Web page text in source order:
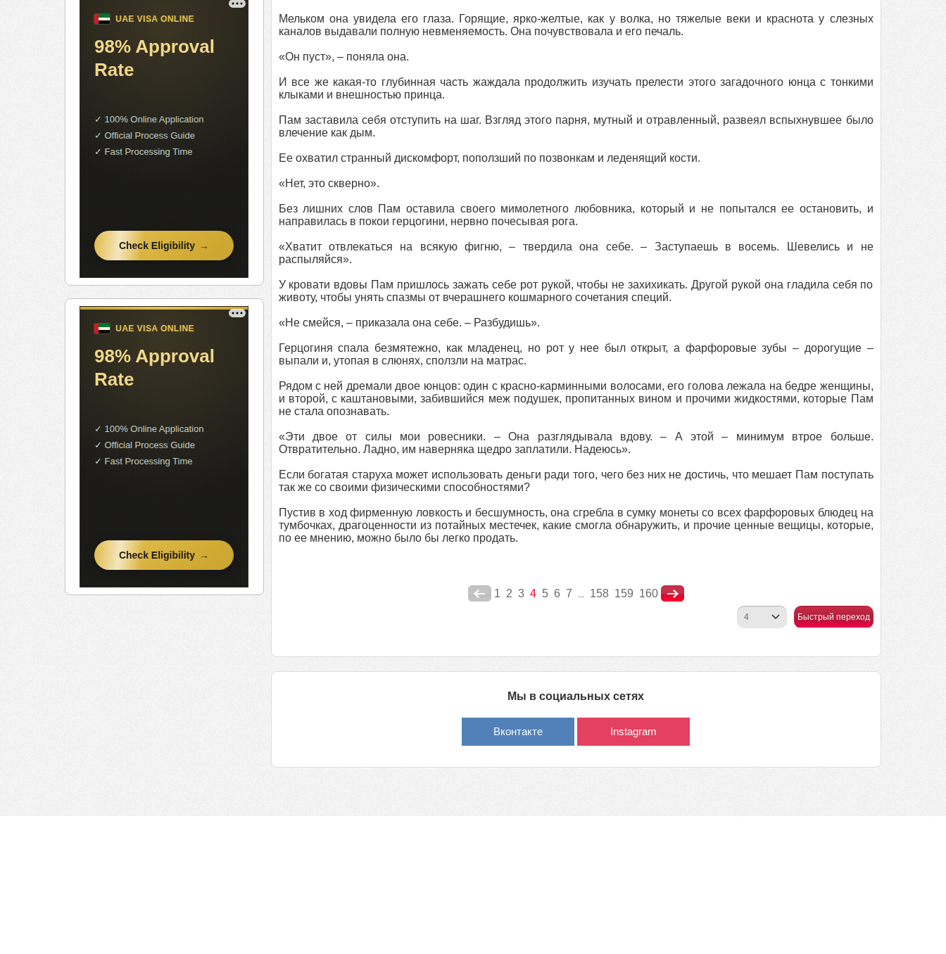
Мельком она увидела его глаза. Горящие, ярко-желтые, как у волка, но тяжелые веки и краснота у слезных
каналов выдавали полную невменяемость. Она почувствовала и его печаль.
«Он пуст», – поняла она.
И все же какая-то глубинная часть жаждала продолжить изучать прелести этого загадочного юнца с тонкими
клыками и внешностью принца.
Пам заставила себя отступить на шаг. Взгляд этого парня, мутный и отравленный, развеял вспыхнувшее было
влечение как дым.
Ее охватил странный дискомфорт, поползший по позвонкам и леденящий кости.
«Нет, это скверно».
Без лишних слов Пам оставила своего мимолетного любовника, который и не попытался ее остановить, и
направилась в покои герцогини, нервно почесывая рога.
«Хватит отвлекаться на всякую фигню, – твердила она себе. – Заступаешь в восемь. Шевелись и не
распыляйся».
У кровати вдовы Пам пришлось зажать себе рот рукой, чтобы не захихикать. Другой рукой она гладила себя по
животу, чтобы унять спазмы от вчерашнего кошмарного сочетания специй.
«Не смейся, – приказала она себе. – Разбудишь».
Герцогиня спала безмятежно, как младенец, но рот у нее был открыт, а фарфоровые зубы – дорогущие –
выпали и, утопая в слюнях, сползли на матрас.
Рядом с ней дремали двое юнцов: один с красно-карминными волосами, его голова лежала на бедре женщины,
и второй, с каштановыми, забившийся меж подушек, пропитанных вином и прочими жидкостями, которые Пам
не стала опознавать.
«Эти двое от силы мои ровесники. – Она разглядывала вдову. – А этой – минимум втрое больше.
Отвратительно. Ладно, им наверняка щедро заплатили. Надеюсь».
Если богатая старуха может использовать деньги ради того, чего без них не достичь, что мешает Пам поступать
так же со своими физическими способностями?
Пустив в ход фирменную ловкость и бесшумность, она сгребла в сумку монеты со всех фарфоровых блюдец на
тумбочках, драгоценности из потайных местечек, какие смогла обнаружить, и прочие ценные вещицы, которые,
по ее мнению, можно было бы легко продать.
1 2 3 4 5 6 7 ... 158 159 160
Быстрый переход
Мы в социальных сетях
Вконтакте Instagram